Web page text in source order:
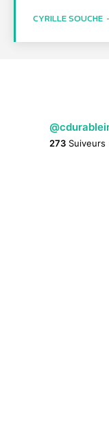
CYRILLE SOUCHE
273 Suiveurs